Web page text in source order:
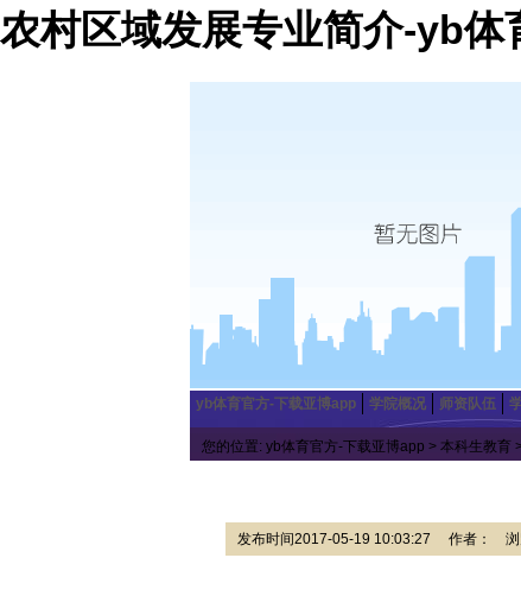
农村区域发展专业简介-yb体
yb体育官方-下载亚博app 学院概况 师资队伍
您的位置: yb体育官方-下载亚博app > 本科生教育
发布时间2017-05-19 10:03:27 作者： 浏